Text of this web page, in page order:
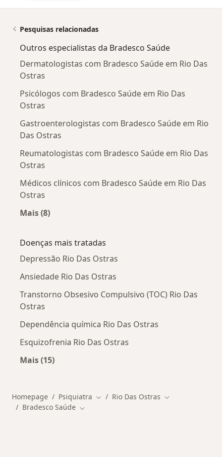
Pesquisas relacionadas
Outros especialistas da Bradesco Saúde
Dermatologistas com Bradesco Saúde em Rio Das
Ostras
Psicólogos com Bradesco Saúde em Rio Das
Ostras
Gastroenterologistas com Bradesco Saúde em Rio
Das Ostras
Reumatologistas com Bradesco Saúde em Rio Das
Ostras
Médicos clínicos com Bradesco Saúde em Rio Das
Ostras
Mais (8)
Doenças mais tratadas
Depressão Rio Das Ostras
Ansiedade Rio Das Ostras
Transtorno Obsesivo Compulsivo (TOC) Rio Das
Ostras
Dependência química Rio Das Ostras
Esquizofrenia Rio Das Ostras
Mais (15)
Homepage Psiquiatra Mudar de cidade
Rio Das Ostras Mudar de cidade
Bradesco Saúde Mudar de cidade